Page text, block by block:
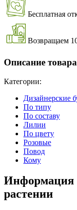
Бесплатная
Возвращаем
Описание товара
Категории:
Дизайнерские
По типу
По составу
Лилии
По цвету
Розовые
Повод
Кому
Информация
растении